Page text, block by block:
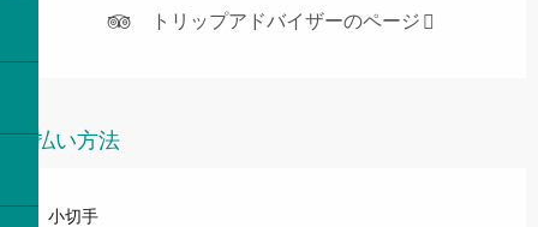
トリップアドバイザーのページ
支払い方法
小切手